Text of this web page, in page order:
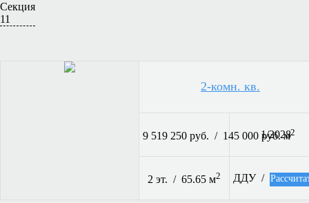
Секция
11
2-комн. кв.
9 519 250 руб. / 145 000 руб. м2
1/2028
2 эт. / 65.65 м2 ДДУ /